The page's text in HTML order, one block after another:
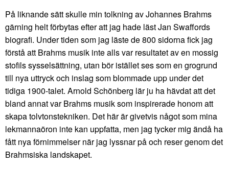
På liknande sätt skulle min tolkning av Johannes Brahms
gärning helt förbytas efter att jag hade läst Jan Swaffords
biografi. Under tiden som jag läste de 800 sidorna fick jag
förstå att Brahms musik inte alls var resultatet av en mossig
stofils sysselsättning, utan bör istället ses som en grogrund
till nya uttryck och inslag som blommade upp under det
tidiga 1900-talet. Arnold Schönberg lär ju ha hävdat att det
bland annat var Brahms musik som inspirerade honom att
skapa tolvtonstekniken. Det här är givetvis något som mina
lekmannaöron inte kan uppfatta, men jag tycker mig ändå ha
fått nya förnimmelser när jag lyssnar på och reser genom det
Brahmsiska landskapet.